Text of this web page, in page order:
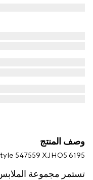
وصف المنتج
‎547559 XJHO5 6195
تستمر مجموعة